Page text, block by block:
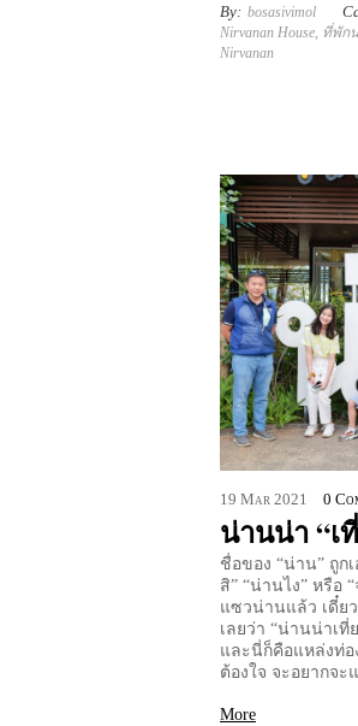
By: bosasivimol
Nirvanan House ที่พัก
Nirvanan
19 Mar 2021 0
น่านน่า “เ
ชื่อของ “น่าน” ถูก
สิ” “น่านไง” หรือ
แซวน่านแล้ว เดี๋ย
เลยว่า “น่านน่าเที่
และนี่ก็คือแหล่งท่อ
ต้องใจ จะอยากจะ
More